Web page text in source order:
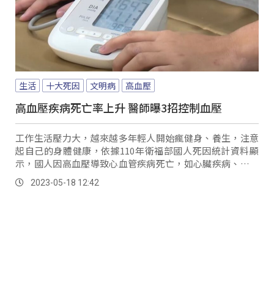
生活 十大死因 文明病 高血壓
高血壓疾病死亡率上升 醫師曝3招控制血壓
工作生活壓力大，越來越多年輕人開始瘋健身、養生，注意
起自己的身體健康，依據110年衛福部國人死因統計資料顯
示，國人因高血壓導致心血管疾病死亡，如心臟疾病、腦血
管疾病及高血壓性疾病等，分別為十大死因的第二位、第四
位及第六位，且高血壓性疾病的死亡率及排行呈上升趨勢。
2023-05-18 12:42